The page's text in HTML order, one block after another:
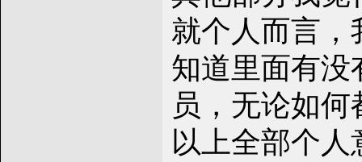
就个人而言
知道里面有
员，无论如
以上全部个人